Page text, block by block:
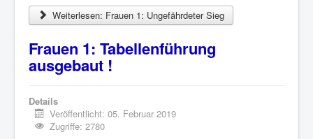
Weiterlesen: Frauen 1: Ungefährdeter Sieg
Frauen 1: Tabellenführung
ausgebaut !
Details
Veröffentlicht: 05. Februar 2019
Zugriffe: 2780